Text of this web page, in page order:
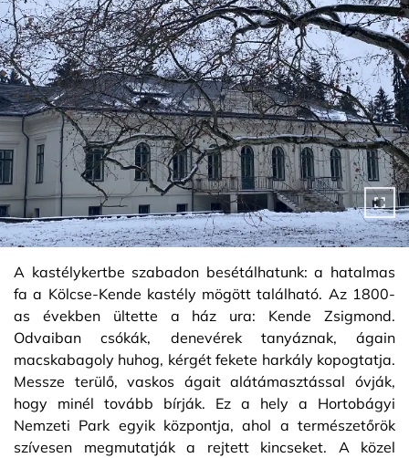
A kastélykertbe szabadon besétálhatunk: a hatalmas
fa a Kölcse-Kende kastély mögött található. Az 1800-
as években ültette a ház ura: Kende Zsigmond.
Odvaiban csókák, denevérek tanyáznak, ágain
macskabagoly huhog, kérgét fekete harkály kopogtatja.
Messze terülő, vaskos ágait alátámasztással óvják,
hogy minél tovább bírják. Ez a hely a Hortobágyi
Nemzeti Park egyik központja, ahol a természetőrök
szívesen megmutatják a rejtett kincseket. A közel